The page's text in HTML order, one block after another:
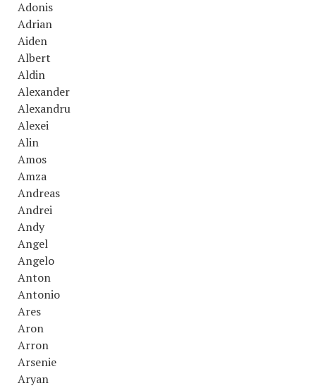
Adonis
Adrian
Aiden
Albert
Aldin
Alexander
Alexandru
Alexei
Alin
Amos
Amza
Andreas
Andrei
Andy
Angel
Angelo
Anton
Antonio
Ares
Aron
Arron
Arsenie
Aryan